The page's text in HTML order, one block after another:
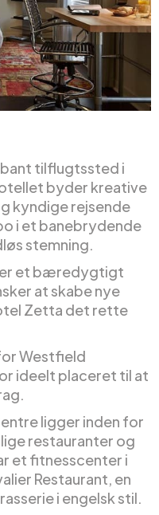
tilflugtssted i
byder kreative
kyndige rejsende
i et banebrydende
stemning.
et bæredygtigt
at skabe nye
Zetta det rette
Westfield
ideelt placeret til at
ligger inden for
restauranter og
et fitnesscenter i
Restaurant, en
i engelsk stil.